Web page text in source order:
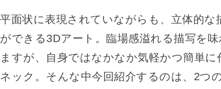
平面状に表現されていながらも、立体的な
ができる3Dアート。臨場感溢れる描写を
ますが、自身ではなかなか気軽かつ簡単
ネック。そんな中今回紹介するのは、2つ